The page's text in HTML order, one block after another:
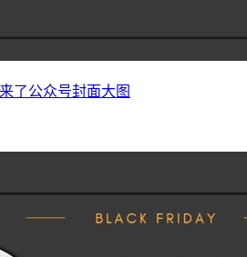
了公众号封面大图